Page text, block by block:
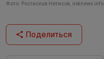
Фото: Ростислав Нетисов, nsknews.info
Поделиться